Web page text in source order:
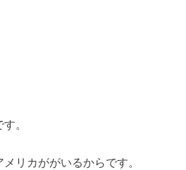
。
リカががいるからです。